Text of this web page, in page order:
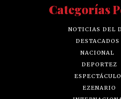
Categorías
NOTICIAS DEL
DESTACADOS
NACIONAL
DEPORTEZ
EZENARIO